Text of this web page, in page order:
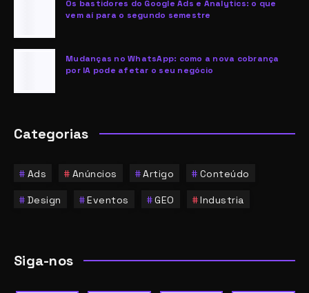
Os bastidores do Google Ads e Analytics: o que
vem aí para o segundo semestre
Mudanças no WhatsApp: como a nova cobrança
por IA pode afetar o seu negócio
Categorias
Ads Anúncios Artigo Conteúdo
Design Eventos GEO Industria
Siga-nos